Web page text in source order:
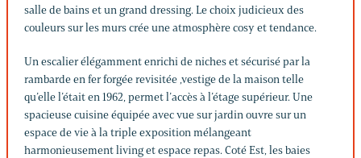
salle de bains et un grand dressing. Le choix judicieux des
couleurs sur les murs crée une atmosphère cosy et tendance.
Un escalier élégamment enrichi de niches et sécurisé par la
rambarde en fer forgée revisitée ,vestige de la maison telle
qu’elle l’était en 1962, permet l’accès à l’étage supérieur. Une
spacieuse cuisine équipée avec vue sur jardin ouvre sur un
espace de vie à la triple exposition mélangeant
harmonieusement living et espace repas. Coté Est, les baies